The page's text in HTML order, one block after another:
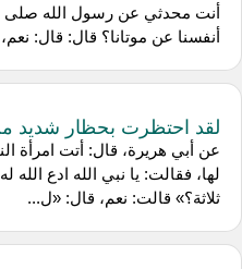
أنت محدثي عن رسول الله صلى
أنفسنا عن موتانا؟ قال: قال:
لقد احتظرت بحظار شديد من
عن أبي هريرة، قال: أتت امرأة
لها، فقالت: يا نبي الله ادع الله
ثلاثة؟» قالت: نعم، قال: «ل...